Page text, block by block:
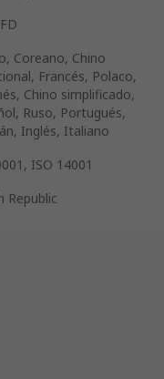
Coreano, Chino
Francés, Polaco,
Chino simplificado,
Ruso, Portugués,
Inglés, Italiano
ISO 14001
Republic